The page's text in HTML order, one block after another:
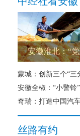
蒙城：创新三个“三
安徽全椒：“小警铃
奇瑞：打造中国汽
丝路有约